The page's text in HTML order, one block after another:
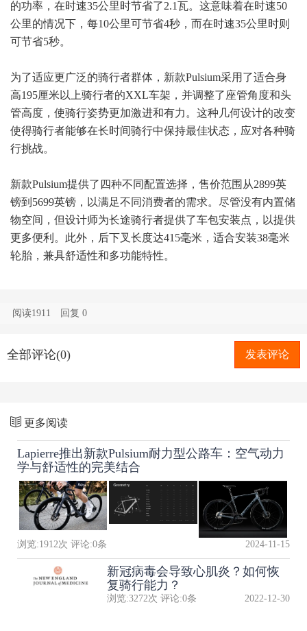
的功率，在时速35公里时节省了2.1瓦。这意味着在时速50
公里的情况下，每10公里可节省4秒，而在时速35公里时则
可节省5秒。
为了适应更广泛的骑行者群体，新款Pulsium采用了适合身
高195厘米以上骑行者的XXL车架，并调整了座管角度和头
管高度，使骑行姿势更加激进和有力。这种几何设计的改变
使得骑行者能够在长时间骑行中保持最佳状态，应对各种骑
行挑战。
新款Pulsium提供了四种不同配置选择，售价范围从2899英
镑到5699英镑，以满足不同消费者的需求。尽管没有内置储
物空间，但设计师为长途骑行者提供了车包安装点，以提供
更多便利。此外，后下叉长度达415毫米，适合安装38毫米
轮胎，兼具舒适性和多功能特性。
阅读1911 回复0
全部评论(0) 发表评论
更多阅读
Lapierre推出新款Pulsium耐力型公路车：空气动力
学与舒适性的完美结合
浏览:1912次 评论:0条 2024-11-15
新冠病毒会导致心肌炎？如何恢
复骑行能力？
浏览:3272次 评论:0条 2022-12-30